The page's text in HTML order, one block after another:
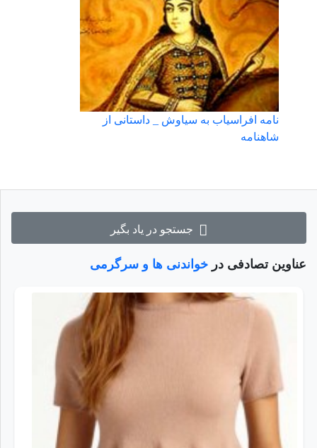
جستجو در یاد بگیر
عناوین تصادفی در خواندنی ها و سرگرمی
نامه افراسیاب به سیاوش _ داستانی از
شاهنامه